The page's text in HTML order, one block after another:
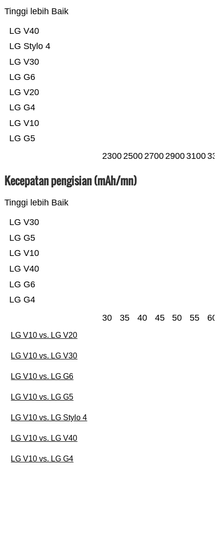
Tinggi lebih Baik
LG G5
LG V10
LG G4
LG V20
LG G6
LG V30
LG Stylo 4
LG V40
23002500270029003100
Kecepatan pengisian (mAh/mn)
Tinggi lebih Baik
LG G4
LG G6
LG V40
LG V10
LG G5
LG V30
30 35 40 45 50 55 60
LG V10 vs. LG V20
LG V10 vs. LG V30
LG V10 vs. LG G6
LG V10 vs. LG G5
LG V10 vs. LG Stylo 4
LG V10 vs. LG V40
LG V10 vs. LG G4